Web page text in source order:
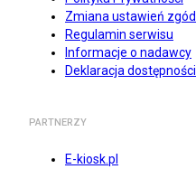
Zmiana ustawień zgód
Regulamin serwisu
Informacje o nadawcy
Deklaracja dostępności
PARTNERZY
E-kiosk.pl